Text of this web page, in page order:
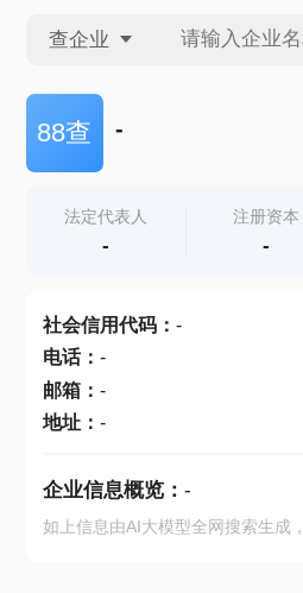
查企业
查企业
查产地
88查 -
法定代表人
-
注册资本
-
社会信用代码： -
电话： -
邮箱： -
地址： -
企业信息概览： -
如上信息由AI大模型全网搜索生成